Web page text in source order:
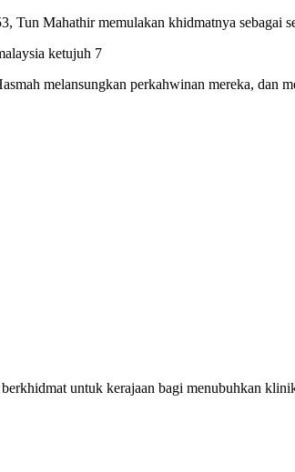
Tun Mahathir memulakan khidmatnya
ketujuh 7
melansungkan perkahwinan mereka, dan
untuk kerajaan bagi menubuhkan